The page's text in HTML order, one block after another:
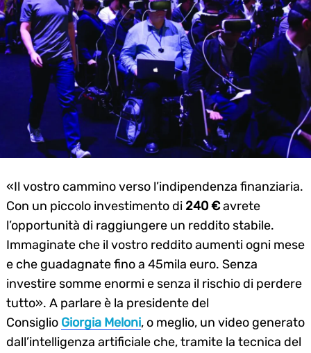
«Il vostro cammino verso l’indipendenza finanziaria.
Con un piccolo investimento di 240 €avrete
l’opportunità di raggiungere un reddito stabile.
Immaginate che il vostro reddito aumenti ogni mese
e che guadagnate fino a 45mila euro. Senza
investire somme enormi e senza il rischio di perdere
tutto». A parlare è la presidente del
Consiglio Giorgia Meloni, o meglio, un video generato
dall’intelligenza artificiale che, tramite la tecnica del